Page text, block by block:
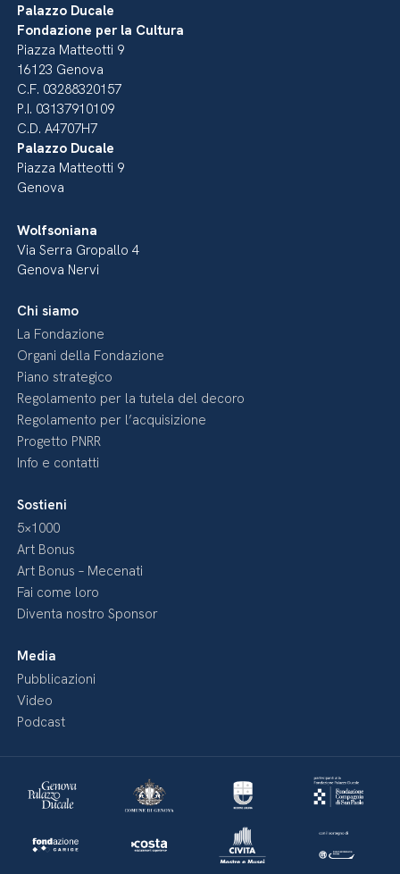
Palazzo Ducale
Fondazione per la Cultura
Piazza Matteotti 9
16123 Genova
C.F. 03288320157
P.I. 03137910109
C.D. A4707H7
Palazzo Ducale
Piazza Matteotti 9
Genova
Wolfsoniana
Via Serra Gropallo 4
Genova Nervi
Chi siamo
La Fondazione
Organi della Fondazione
Piano strategico
Regolamento per la tutela del decoro
Regolamento per l’acquisizione
Progetto PNRR
Info e contatti
Sostieni
5×1000
Art Bonus
Art Bonus – Mecenati
Fai come loro
Diventa nostro Sponsor
Media
Pubblicazioni
Video
Podcast